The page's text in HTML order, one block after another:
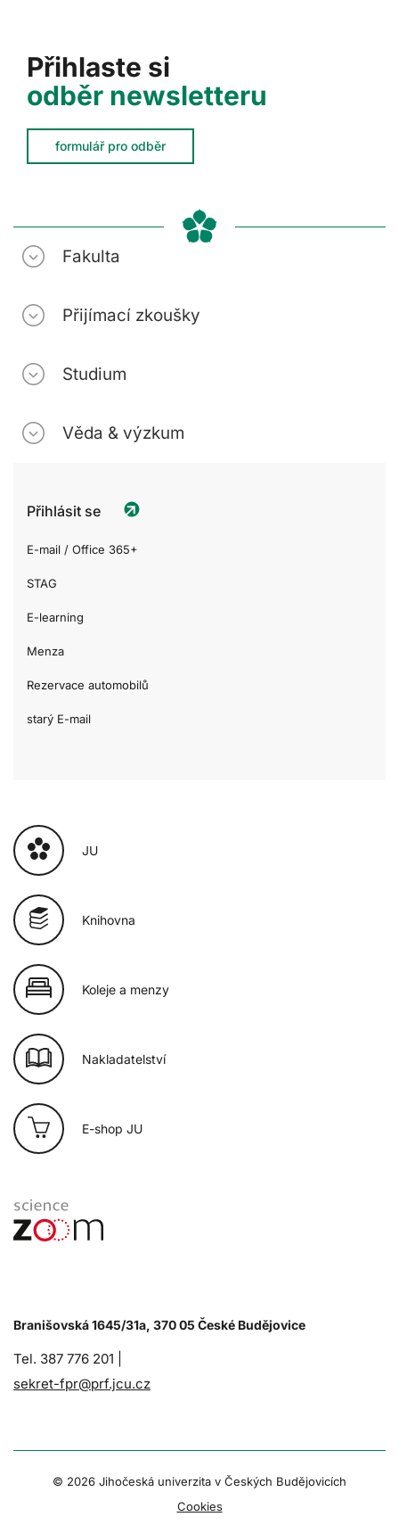
Přihlaste si
odběr newsletteru
formulář pro odběr
Fakulta
Přijímací zkoušky
Studium
Věda & výzkum
Přihlásit se
E-mail / Office 365+
STAG
E-learning
Menza
Rezervace automobilů
starý E-mail
JU
Knihovna
Koleje a menzy
Nakladatelství
E-shop JU
Branišovská 1645/31a, 370 05 České Budějovice
Tel. 387 776 201 |
sekret-fpr@prf.jcu.cz
© 2026 Jihočeská univerzita v Českých Budějovicích
Cookies